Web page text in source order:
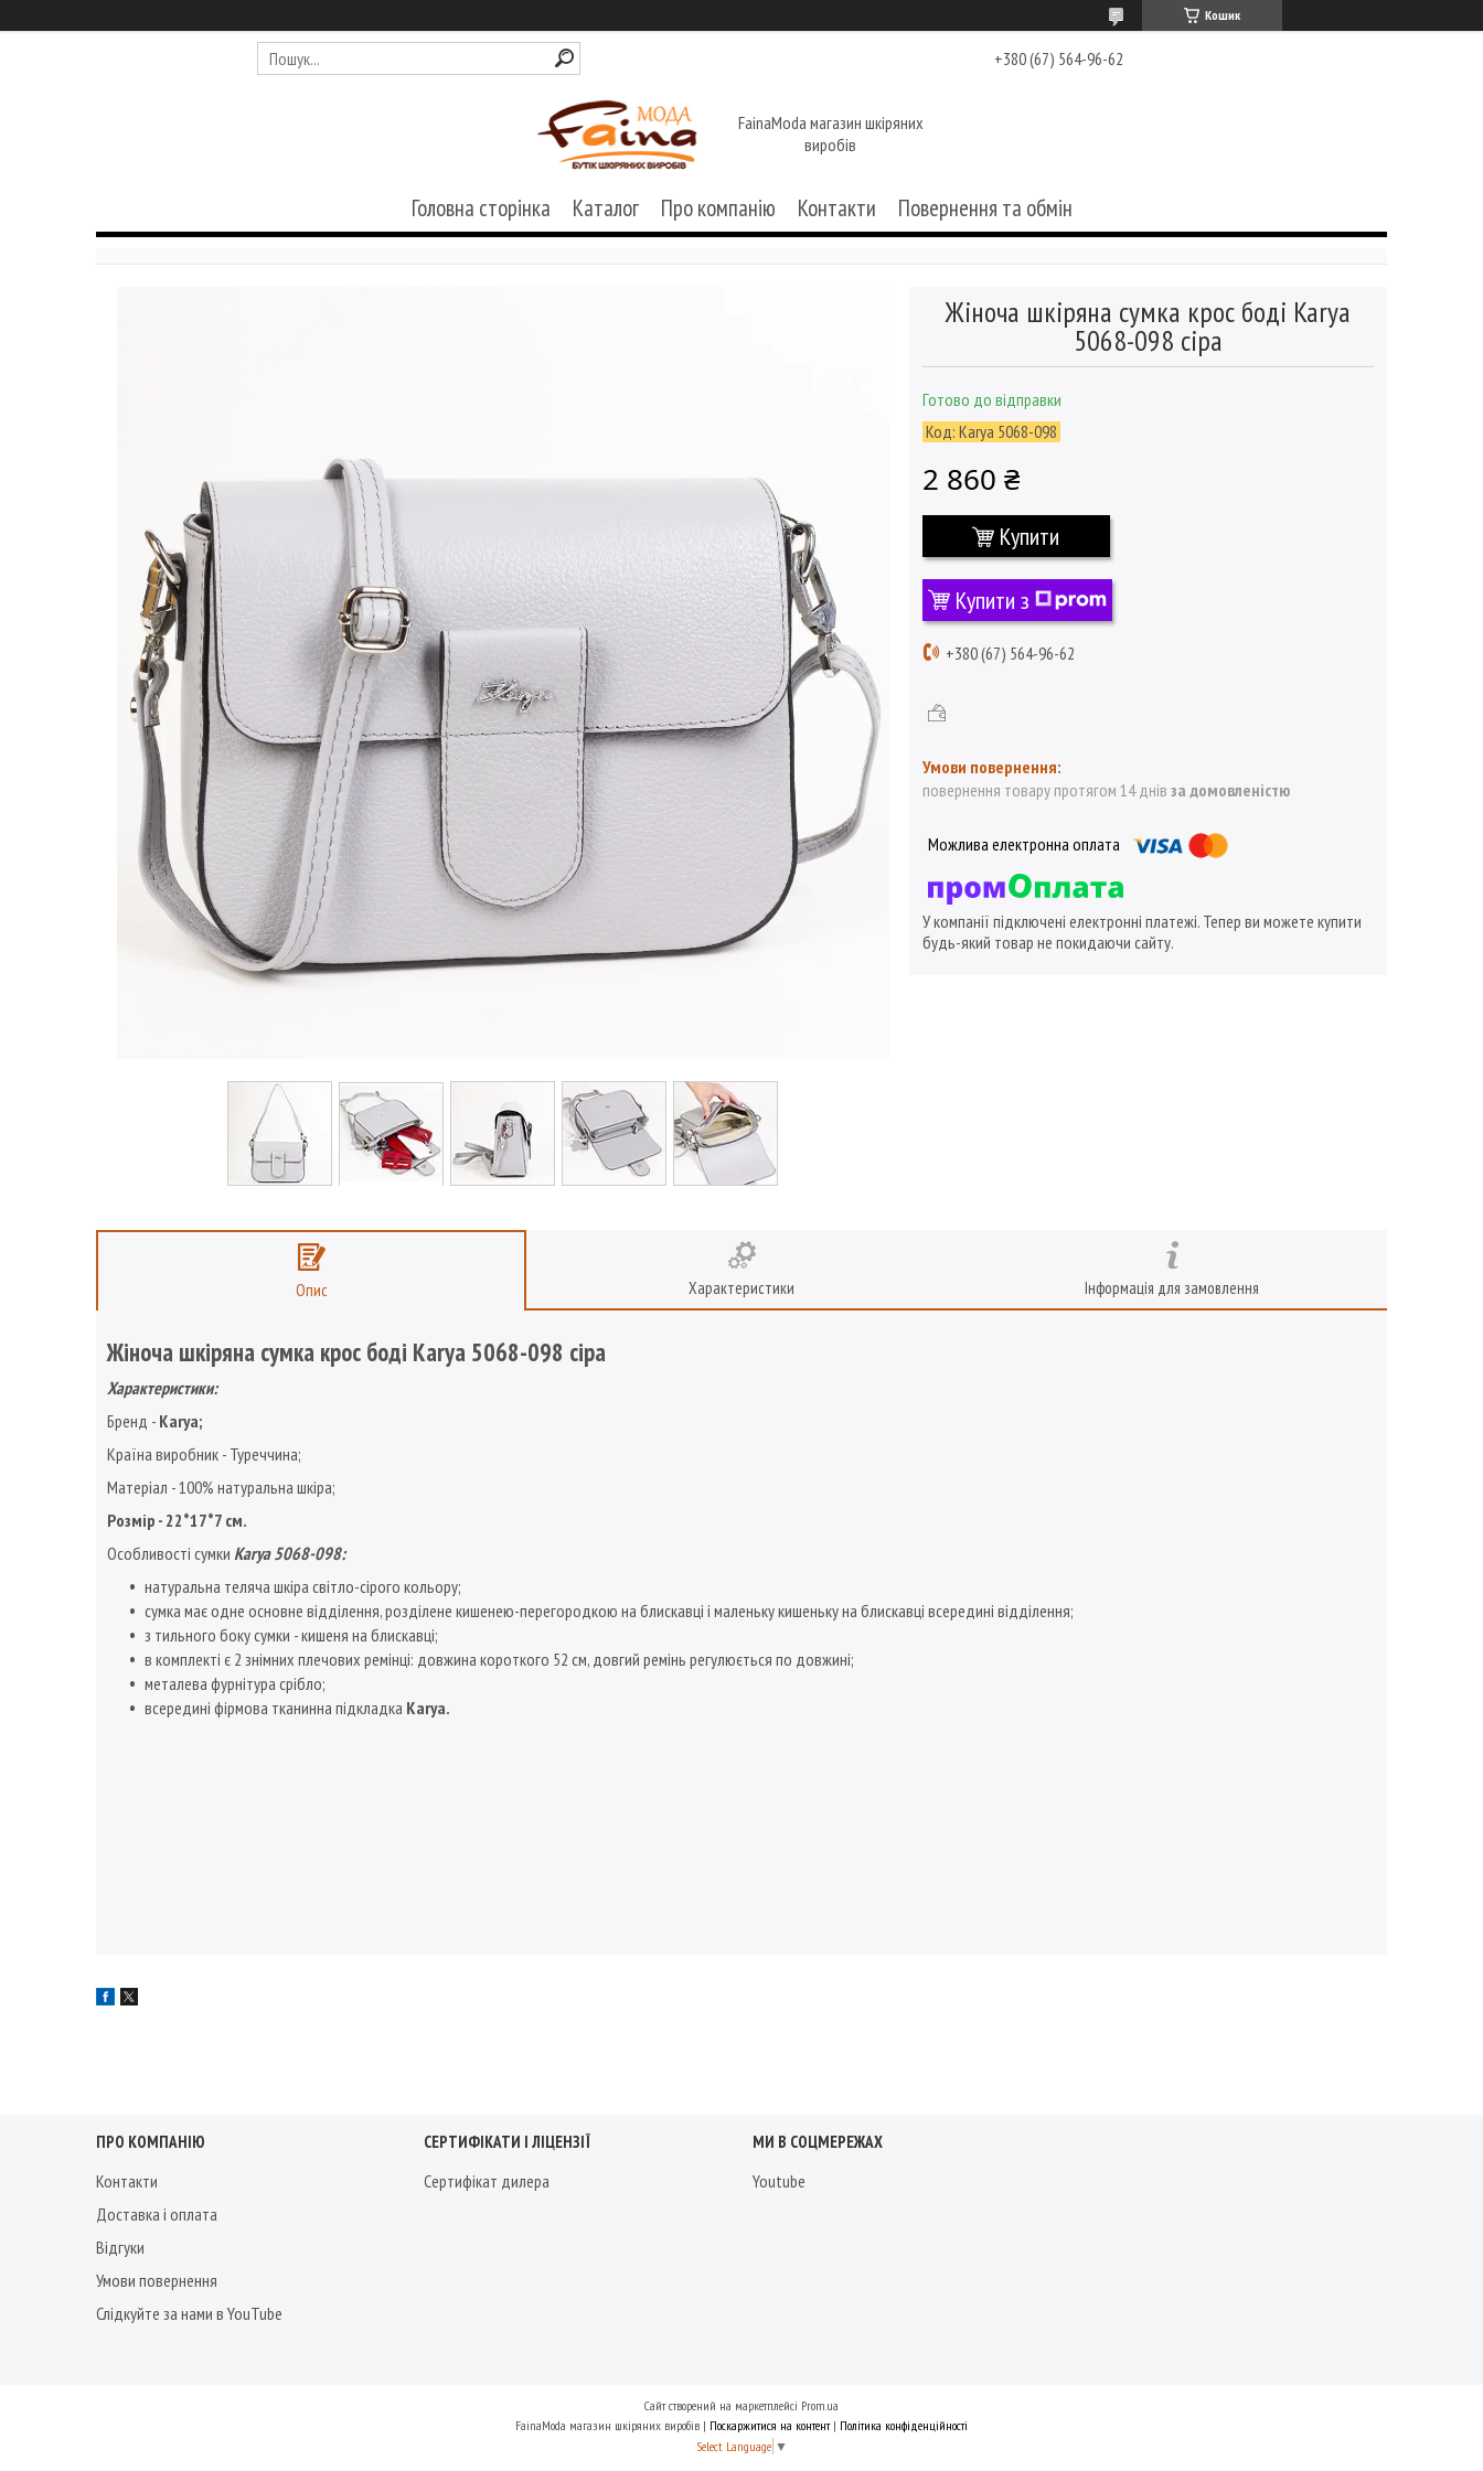
Кошик
+380 (67) 564-96-62
FainaModa магазин шкіряних
виробів
Головна сторінка Каталог Про компанію Контакти Повернення та обмін
Жіноча шкіряна сумка крос боді Karya
5068-098 сіра
Готово до відправки
Код: Karya 5068-098
2 860 ₴
Купити
Купити з
+380 (67) 564-96-62
повернення товару протягом 14 днів за домовленістю
У компанії підключені електронні платежі. Тепер ви можете купити
будь-який товар не покидаючи сайту.
Опис Характеристики Інформація для замовлення
Жіноча шкіряна сумка крос боді Karya 5068-098 сіра
Характеристики:
Бренд - Karya;
Країна виробник - Туреччина;
Матеріал - 100% натуральна шкіра;
Розмір - 22*17*7 см.
Особливості сумки Karya 5068-098:
натуральна теляча шкіра світло-сірого кольору;
сумка має одне основне відділення, розділене кишенею-перегородкою на блискавці і маленьку кишеньку на блискавці всередині відділення;
з тильного боку сумки - кишеня на блискавці;
в комплекті є 2 знімних плечових ремінці: довжина короткого 52 см, довгий ремінь регулюється по довжині;
металева фурнітура срібло;
всередині фірмова тканинна підкладка Karya.
ПРО КОМПАНІЮ
Контакти
Доставка і оплата
Відгуки
Умови повернення
Слідкуйте за нами в YouTube
СЕРТИФІКАТИ І ЛІЦЕНЗІЇ
Сертифікат дилера
МИ В СОЦМЕРЕЖАХ
Youtube
Сайт створений на маркетплейсі Prom.ua
FainaModa магазин шкіряних виробів | Поскаржитися на контент | Політика конфіденційності
Select Language ▼